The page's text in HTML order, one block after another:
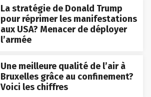
La stratégie de Donald Trump
pour réprimer les manifestations
aux USA? Menacer de déployer
l’armée
Une meilleure qualité de l’air à
Bruxelles grâce au confinement?
Voici les chiffres